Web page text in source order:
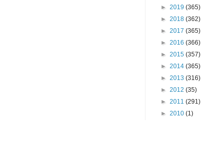
► 2019 (365)
► 2018 (362)
► 2017 (365)
► 2016 (366)
► 2015 (357)
► 2014 (365)
► 2013 (316)
► 2012 (35)
► 2011 (291)
► 2010 (1)